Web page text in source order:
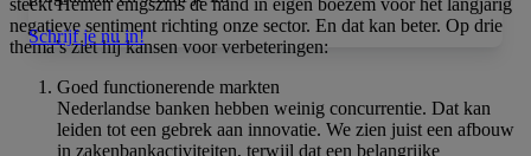
negatieve sentiment richting onze sector. En dat kan beter. Op drie
thema’s ziet hij kansen voor verbeteringen:
Goed functionerende markten
Nederlandse banken hebben weinig concurrentie. Dat kan
leiden tot een gebrek aan innovatie. We zien juist een afbouw
in zakenbankactiviteiten, terwijl dat een belangrijke
Schrijf je nu in!